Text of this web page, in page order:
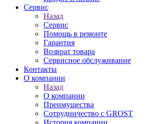
Сервис
Назад
Сервис
Помощь в ремонте
Гарантия
Возврат товара
Сервисное обслуживание
Контакты
О компании
Назад
О компании
Преимущества
Сотрудничество с GROST
История компании